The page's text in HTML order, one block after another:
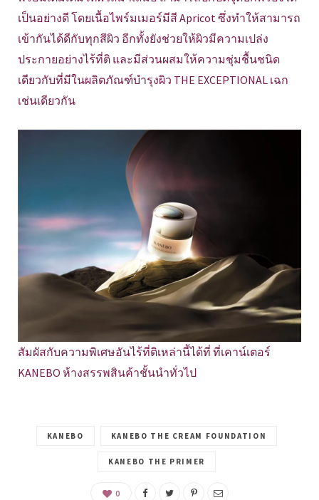
เป็นอย่างดี โดยเนื้อไพร์มเมอร์มีสี Apricot ซึ่งทำให้สามารถ
เข้ากันได้ดีกับทุกสีผิว อีกทั้งยังช่วยให้ผิวมีความเปล่ง
ประกายอย่างไร้ที่ติ และมีส่วนผสมให้ความชุ่มชื้นชนิด
เดียวกับที่มีในผลิตภัณฑ์บำรุงผิว THE EXCEPTIONAL เฉก
เช่นเดียวกัน
สัมผัสกับความพิเศษอันไร้ที่ติเหล่านี้ได้ที่ ที่เคาน์เตอร์
KANEBO ห้างสรรพสินค้าชั้นนำทั่วไป
KANEBO KANEBO THE CREAM FOUNDATION
KANEBO THE PRIMER
0